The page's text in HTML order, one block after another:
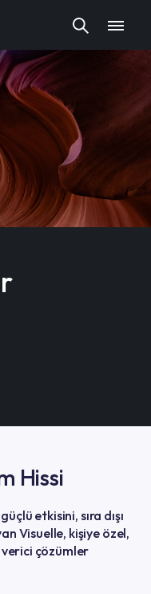
Hissi
etkisini, sıra dışı
Visuelle, kişiye özel,
çözümler